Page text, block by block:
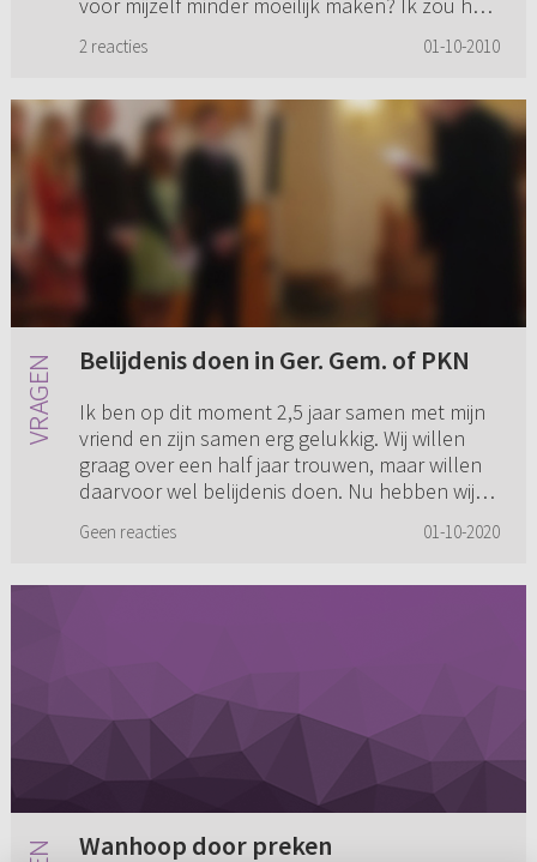
voor mijzelf minder moeilijk maken? Ik zou het
2 reacties 01-10-2010
Belijdenis doen in Ger. Gem. of PKN
Ik ben op dit moment 2,5 jaar samen met mijn
vriend en zijn samen erg gelukkig. Wij willen
graag over een half jaar trouwen, maar willen
daarvoor wel belijdenis doen. Nu hebben wij
Geen reacties 01-10-2020
Wanhoop door preken